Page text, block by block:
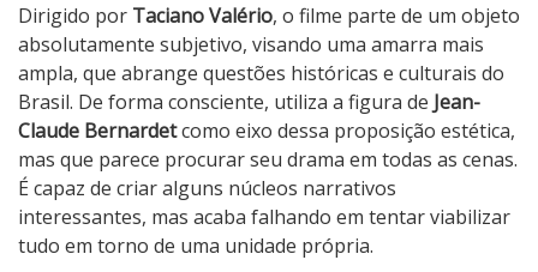
Á
g
u
a
Dirigido por Taciano Valério, o filme parte de um objeto
absolutamente subjetivo, visando uma amarra mais
ampla, que abrange questões históricas e culturais do
Brasil. De forma consciente, utiliza a figura de Jean-
Claude Bernardetcomo eixo dessa proposição estética,
mas que parece procurar seu drama em todas as cenas.
É capaz de criar alguns núcleos narrativos
interessantes, mas acaba falhando em tentar viabilizar
tudo em torno de uma unidade própria.